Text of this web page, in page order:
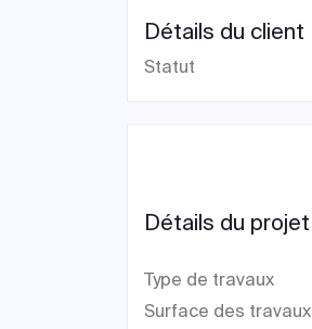
Détails du client
Statut
Détails du projet
Type de travaux
Surface des travaux